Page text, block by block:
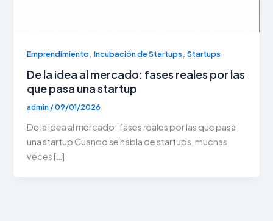
Emprendimiento,Incubación de Startups,Startups
De la idea al mercado: fases reales por las
que pasa una startup
admin /09/01/2026
De la idea al mercado: fases reales por las que pasa
una startup Cuando se habla de startups, muchas
veces […]